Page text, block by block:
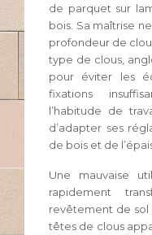
de parquet sur
bois. Sa maîtrise
profondeur de
type de clous,
pour éviter les
fixations
l’habitude de
d’adapter ses
de bois et de
Une mauvaise
rapidement
revêtement de sol
têtes de clous